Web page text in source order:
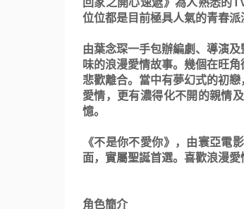
回家之開心速遞》為人熟悉的
位位都是目前極具人氣的青春派
由葉念琛一手包辦編劇、導演及
味的浪漫愛情故事。 幾個在旺角
悲歡離合。當中有夢幻式的初戀
愛情，更有濃得化不開的親情
憶。
《不是你不愛你》，由寰亞電
面， 實屬聖誕首選。喜歡浪漫愛
角色簡介